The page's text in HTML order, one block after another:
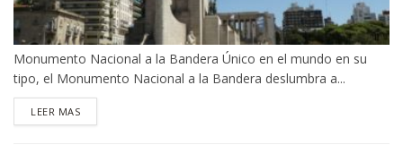
Monumento Nacional a la Bandera Único en el mundo en su
tipo, el Monumento Nacional a la Bandera deslumbra a...
LEER MASDETAILS